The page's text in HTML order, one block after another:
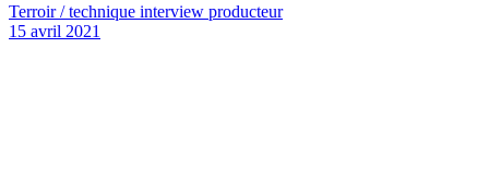
Terroir / technique interview producteur
15 avril 2021